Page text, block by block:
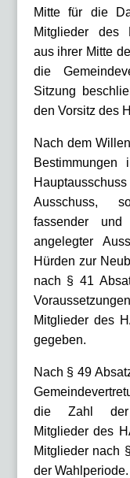
Mitte für die
Mitglieder des
aus ihrer Mitte
die
Sitzung
den Vorsitz des
Nach dem
Ausschuss,
fassender
angelegter
Hürden zur
nach § 41
Mitglieder des
gegeben.
Nach § 49
die Zahl der
Mitglieder des
Mitglieder nach
der Wahlperiode.